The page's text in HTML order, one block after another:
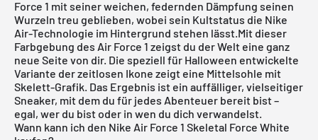
Force 1 mit seiner weichen, federnden Dämpfung seinen
Wurzeln treu geblieben, wobei sein Kultstatus die Nike
Air-Technologie im Hintergrund stehen lässt.Mit dieser
Farbgebung des Air Force 1 zeigst du der Welt eine ganz
neue Seite von dir. Die speziell für Halloween entwickelte
Variante der zeitlosen Ikone zeigt eine Mittelsohle mit
Skelett-Grafik. Das Ergebnis ist ein auffälliger, vielseitiger
Sneaker, mit dem du für jedes Abenteuer bereit bist –
egal, wer du bist oder in wen du dich verwandelst.
Wann kann ich den Nike Air Force 1 Skeletal Force White